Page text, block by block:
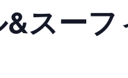
スーフ